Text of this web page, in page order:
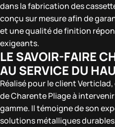
dans la fabrication des
conçu sur mesure afin de
et une qualité de finition
exigeants.
LE SAVOIR-FAIRE
AU SERVICE DU
Réalisé pour le client
de Charente Pliage à
gamme. Il témoigne de son
solutions métalliques